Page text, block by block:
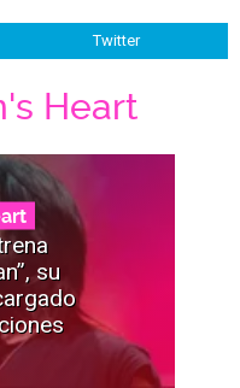
Twitter
Heart
su